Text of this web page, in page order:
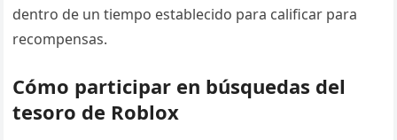
dentro de un tiempo establecido para calificar para
recompensas.
Cómo participar en búsquedas del
tesoro de Roblox